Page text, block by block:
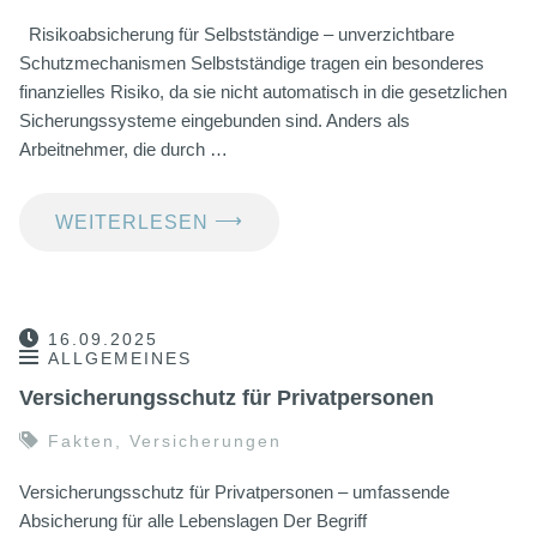
Risikoabsicherung für Selbstständige – unverzichtbare
Schutzmechanismen Selbstständige tragen ein besonderes
finanzielles Risiko, da sie nicht automatisch in die gesetzlichen
Sicherungssysteme eingebunden sind. Anders als
Arbeitnehmer, die durch …
WEITERLESEN ⟶
16.09.2025
ALLGEMEINES
Versicherungsschutz für Privatpersonen
Fakten , Versicherungen
Versicherungsschutz für Privatpersonen – umfassende
Absicherung für alle Lebenslagen Der Begriff